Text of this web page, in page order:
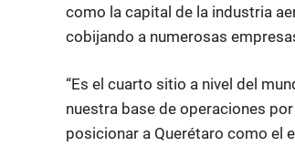
como la capital de la industria
cobijando a numerosas
“Es el cuarto sitio a nivel del
nuestra base de operaciones
posicionar a Querétaro como el